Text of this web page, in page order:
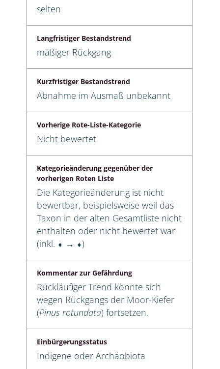
selten
Langfristiger Bestandstrend
mäßiger Rückgang
Kurzfristiger Bestandstrend
Abnahme im Ausmaß unbekannt
Vorherige Rote-Liste-Kategorie
Nicht bewertet
Kategorieänderung gegenüber der
vorherigen Roten Liste
Die Kategorieänderung ist nicht
bewertbar, beispielsweise weil das
Taxon in der alten Gesamtliste nicht
enthalten oder nicht bewertet war
(inkl. ⬧ → ⬧)
Kommentar zur Gefährdung
Rückläufiger Trend könnte sich
wegen Rückgangs der Moor-Kiefer
(Pinus rotundata) fortsetzen.
Einbürgerungsstatus
Indigene oder Archäobiota